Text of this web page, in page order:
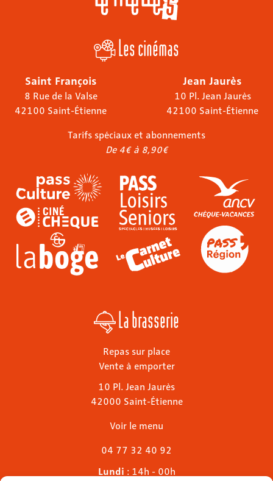
Les cinémas
Saint François
8 Rue de la Valse
42100 Saint-Étienne
Jean Jaurès
10 Pl. Jean Jaurès
42100 Saint-Étienne
Tarifs spéciaux et abonnements
De 4€ à 8,90€
La brasserie
Repas sur place
Vente à emporter
10 Pl. Jean Jaurès
42000 Saint-Étienne
Voir le menu
04 77 32 40 92
Lundi : 14h - 00h